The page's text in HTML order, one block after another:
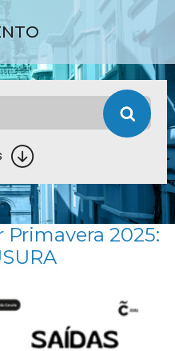
Primavera 2025: